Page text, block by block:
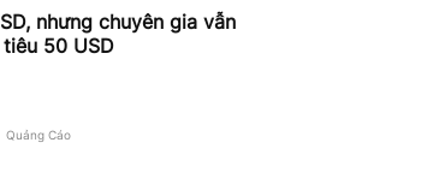
nhưng chuyên gia vẫn
50 USD
Quảng Cáo